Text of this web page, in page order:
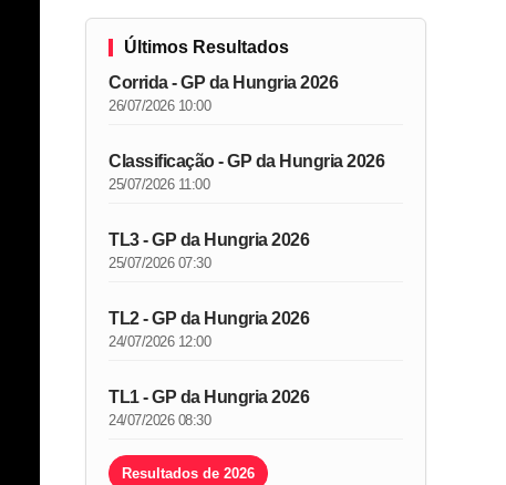
Últimos Resultados
Corrida - GP da Hungria 2026
26/07/2026 10:00
Classificação - GP da Hungria 2026
25/07/2026 11:00
TL3 - GP da Hungria 2026
25/07/2026 07:30
TL2 - GP da Hungria 2026
24/07/2026 12:00
TL1 - GP da Hungria 2026
24/07/2026 08:30
Resultados de 2026